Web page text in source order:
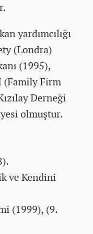
yardımcılığı
(Londra)
(1995),
(Family Firm
Derneği
olmuştur.
ve Kendini
(1999), (9.